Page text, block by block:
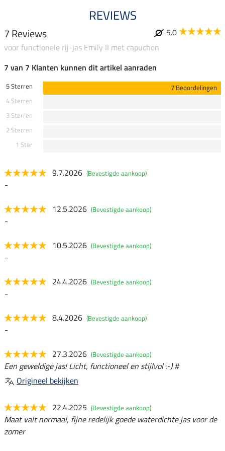
REVIEWS
7 Reviews
5.0
voor functionele rij-jas Emily II met capuchon
7 van 7 Klanten kunnen dit artikel aanraden
5 Sterren
7 Beoordelingen
4 Sterren
3 Sterren
2 Sterren
1 Ster
9.7.2026 (Bevestigde aankoop)
-
12.5.2026 (Bevestigde aankoop)
-
10.5.2026 (Bevestigde aankoop)
-
24.4.2026 (Bevestigde aankoop)
-
8.4.2026 (Bevestigde aankoop)
-
27.3.2026 (Bevestigde aankoop)
Een geweldige jas! Licht, functioneel en stijlvol :-) #
Origineel bekijken
22.4.2025 (Bevestigde aankoop)
Maat valt normaal, fijne redelijk goede waterdichte jas voor de
zomer